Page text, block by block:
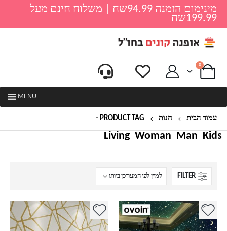
מינימום הזמנה 94.99שח | משלוח חינם מעל
199.99שח
0
MENU
עמוד הבית חנות PRODUCT TAG -
Kids
Man
Woman
Living
FILTER
למוצר
יש
למוצר
יש